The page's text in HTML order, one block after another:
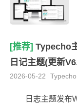
[推荐] Typecho
日记主题(更新
2026-05-22 Typecho
日志主题发布